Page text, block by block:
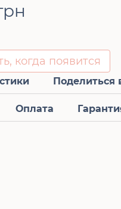
когда появится
Поделиться
Оплата